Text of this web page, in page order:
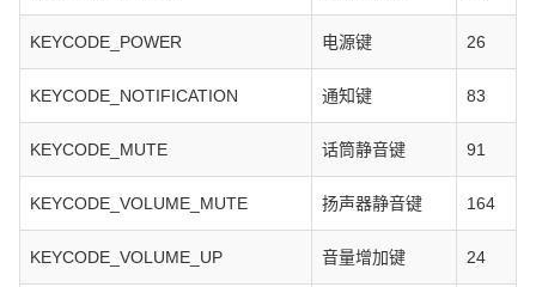
KEYCODE_POWER 电源键 26
KEYCODE_NOTIFICATION 通知键 83
KEYCODE_MUTE 话筒静音键 91
KEYCODE_VOLUME_MUTE 扬声器静音键 164
KEYCODE_VOLUME_UP 音量增加键 24